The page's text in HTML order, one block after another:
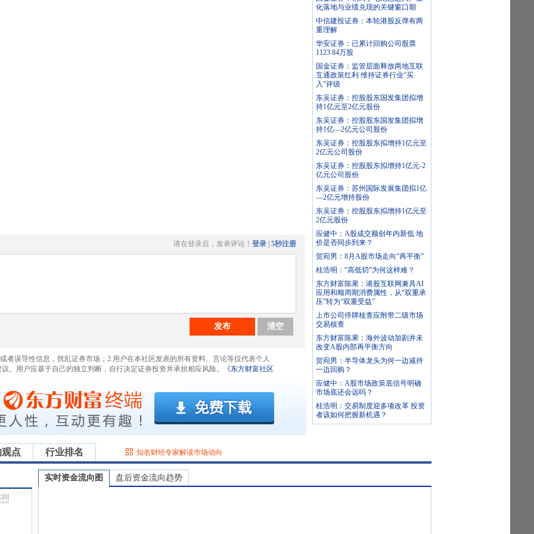
请在登录后，发表评论！ 登录 5秒注册
发布 清空
者误导性信息，扰乱证券市场；2.用户在本社区发表的所有资料、言论等仅代表个人
。用户应基于自己的独立判断，自行决定证券投资并承担相应风险。
《东方财富社区
化落地与业绩兑现的关键窗口期
中信建投证券：本轮港股反弹有两
重理解
华安证券：已累计回购公司股票
1123.84万股
国金证券：监管层面释放两地互联
互通政策红利 维持证券行业“买
入”评级
东吴证券：控股股东国发集团拟增
持1亿元至2亿元股份
东吴证券：控股股东国发集团拟增
持1亿—2亿元公司股份
东吴证券：控股股东拟增持1亿元至
2亿元公司股份
东吴证券：控股股东拟增持1亿元-2
亿元公司股份
东吴证券：苏州国际发展集团拟1亿
—2亿元增持股份
东吴证券：控股股东拟增持1亿元至
2亿元股份
应健中：A股成交额创年内新低 地
价是否同步到来？
贺宛男：8月A股市场走向“再平衡”
桂浩明：“高低切”为何这样难？
东方财富陈果：港股互联网兼具AI
应用和顺周期消费属性，从“双重承
压”转为“双重受益”
上市公司停牌核查应附带二级市场
交易核查
东方财富陈果：海外波动加剧并未
改变A股内部再平衡方向
贺宛男：半导体龙头为何一边减持
一边回购？
应健中：A股市场政策底信号明确
市场底还会远吗？
桂浩明：交易制度迎多项改革 投资
者该如何把握新机遇？
点 行业排名 知名财经专家解读市场动向
实时资金流向图 盘后资金流向趋势